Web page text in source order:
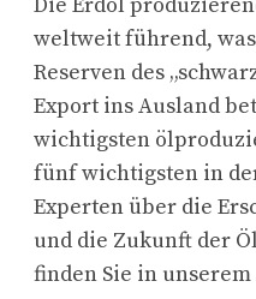
weltweit führend,
Reserven des
Export ins Ausland
wichtigsten
fünf wichtigsten in
Experten über die
und die Zukunft der
finden Sie in